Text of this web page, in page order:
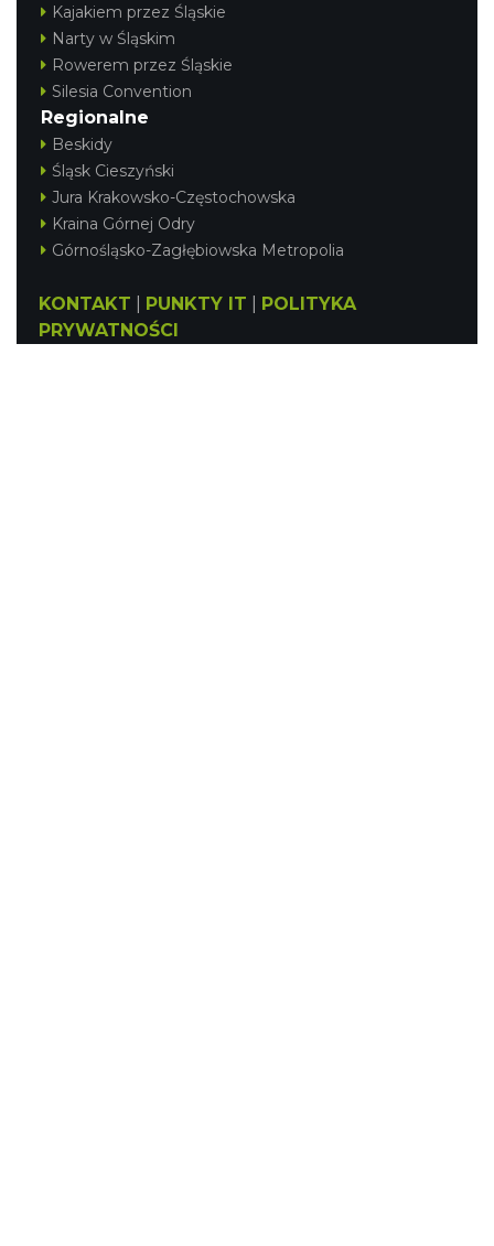
Kajakiem przez Śląskie
Narty w Śląskim
Rowerem przez Śląskie
Silesia Convention
Regionalne
Beskidy
Śląsk Cieszyński
Jura Krakowsko-Częstochowska
Kraina Górnej Odry
Górnośląsko-Zagłębiowska Metropolia
KONTAKT PUNKTY IT
POLITYKA
PRYWATNOŚCI